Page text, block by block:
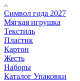
Символ года 2027
Мягкая игрушка
Текстиль
Пластик
Картон
Жесть
Наборы
Каталог Упаковки